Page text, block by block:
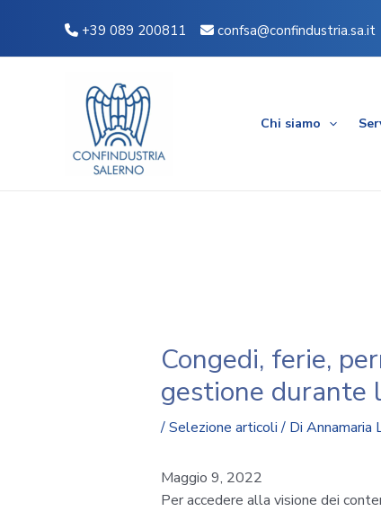
contenuto
+39 089 200811 confsa@confindustria.sa.it
Chi siamo
Congedi, ferie,
gestione durante
/Selezione articoli/ Di Annamaria
Maggio 9, 2022
Per accedere alla visione dei
articoli